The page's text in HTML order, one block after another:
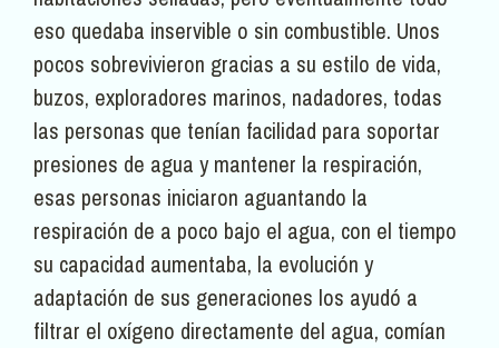
eso quedaba inservible o sin combustible. Unos
pocos sobrevivieron gracias a su estilo de vida,
buzos, exploradores marinos, nadadores, todas
las personas que tenían facilidad para soportar
presiones de agua y mantener la respiración,
esas personas iniciaron aguantando la
respiración de a poco bajo el agua, con el tiempo
su capacidad aumentaba, la evolución y
adaptación de sus generaciones los ayudó a
filtrar el oxígeno directamente del agua, comían